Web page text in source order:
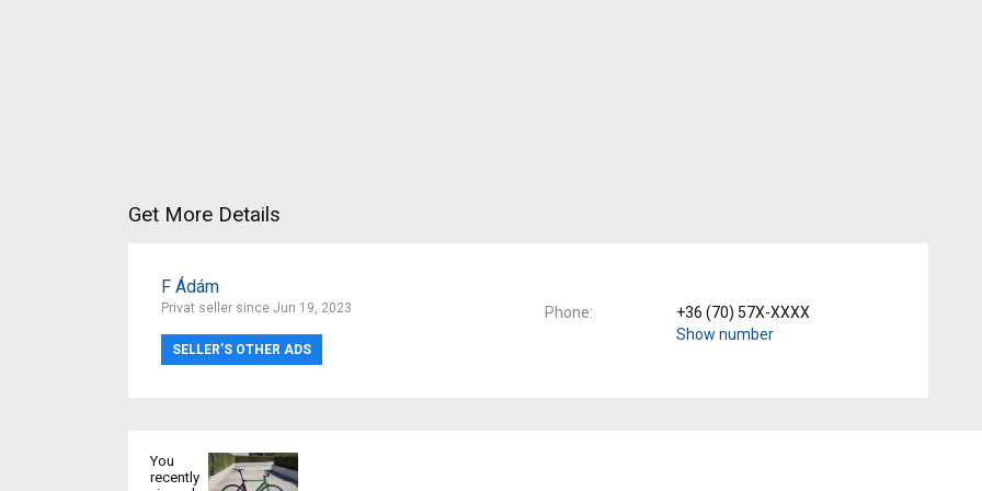
Get More Details
F Ádám
Privat seller since Jun 19, 2023
SELLER’S OTHER ADS
Phone
+36 (70) 57X-XXXX
Show number
You
recently